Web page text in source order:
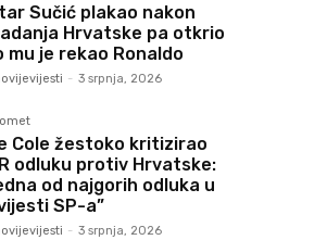
Sučić plakao nakon
Hrvatske pa otkrio
mu je rekao Ronaldo
- 3 srpnja, 2026
Cole žestoko kritizirao
odluku protiv Hrvatske:
od najgorih odluka u
SP-a”
- 3 srpnja, 2026